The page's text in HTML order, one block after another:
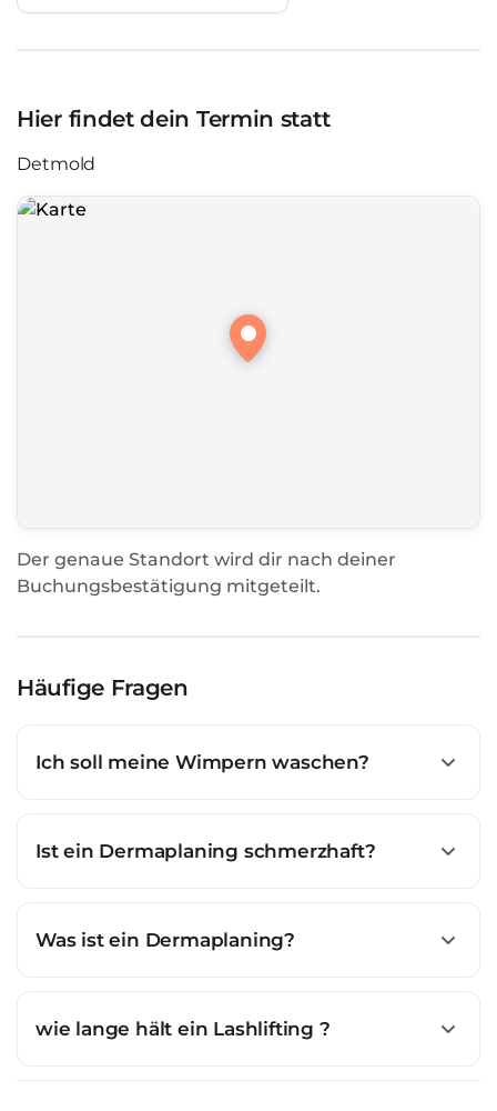
Hier findet dein Termin statt
Detmold
Der genaue Standort wird dir nach deiner
Buchungsbestätigung mitgeteilt.
Häufige Fragen
Ich soll meine Wimpern waschen?
Ist ein Dermaplaning schmerzhaft?
Was ist ein Dermaplaning?
wie lange hält ein Lashlifting ?